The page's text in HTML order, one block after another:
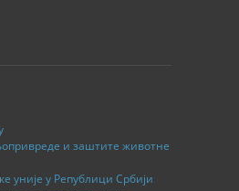
и заштите животне
уније у Републици Србији